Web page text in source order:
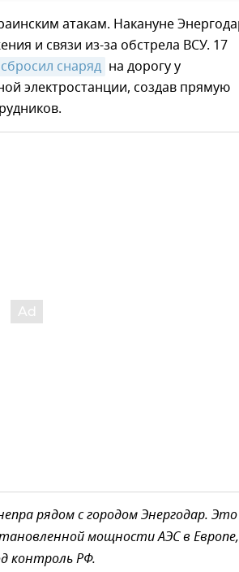
атакам. Накануне
и связи из-за обстрела ВСУ. 17
сбросил снаряд на дорогу у
электростанции, создав прямую
рядом с городом Энергодар. Это
мощности АЭС в
контроль РФ.